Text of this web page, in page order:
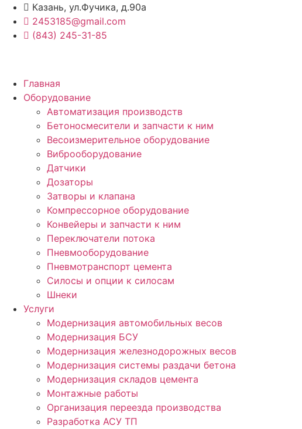
Перейти
содержимому
Казань, ул.Фучика, д.90а
2453185@gmail.com
(843) 245-31-85
Главная
Оборудование
Автоматизация производств
Бетоносмесители и запчасти к ним
Весоизмерительное оборудование
Виброоборудование
Датчики
Дозаторы
Затворы и клапана
Компрессорное оборудование
Конвейеры и запчасти к ним
Переключатели потока
Пневмооборудование
Пневмотранспорт цемента
Силосы и опции к силосам
Шнеки
Услуги
Модернизация автомобильных весов
Модернизация БСУ
Модернизация железнодорожных весов
Модернизация системы раздачи бетона
Модернизация складов цемента
Монтажные работы
Организация переезда производства
Разработка АСУ ТП